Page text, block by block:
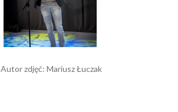
Autor zdjęć: Mariusz Łuczak